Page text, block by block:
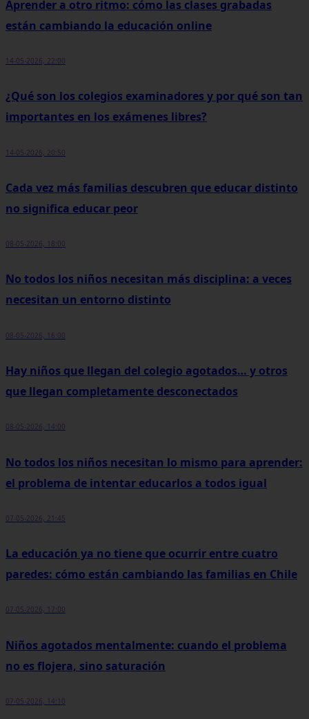
Aprender a otro ritmo: cómo las clases grabadas
están cambiando la educación online
14-05-2026, 22:00
¿Qué son los colegios examinadores y por qué son tan
importantes en los exámenes libres?
14-05-2026, 20:50
Cada vez más familias descubren que educar distinto
no significa educar peor
08-05-2026, 18:00
No todos los niños necesitan más disciplina: a veces
necesitan un entorno distinto
08-05-2026, 16:00
Hay niños que llegan del colegio agotados… y otros
que llegan completamente desconectados
08-05-2026, 14:00
No todos los niños necesitan lo mismo para aprender:
el problema de intentar educarlos a todos igual
07-05-2026, 21:45
La educación ya no tiene que ocurrir entre cuatro
paredes: cómo están cambiando las familias en Chile
07-05-2026, 17:00
Niños agotados mentalmente: cuando el problema
no es flojera, sino saturación
07-05-2026, 14:10